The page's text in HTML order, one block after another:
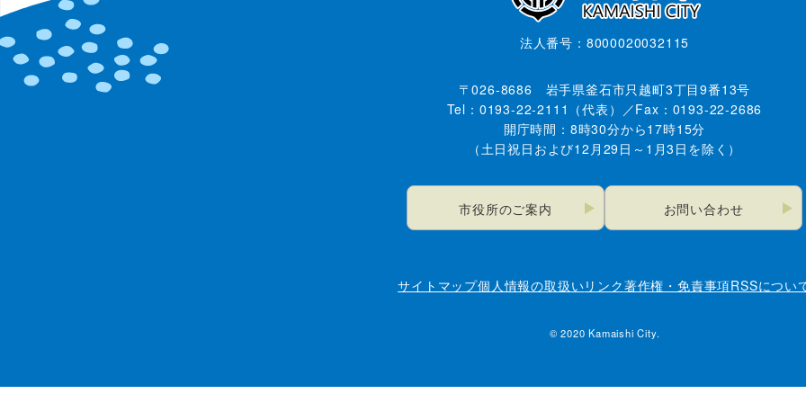
法人番号：8000020032115
〒026-8686 岩手県釜石市只越町3丁目9番13号
Tel：0193-22-2111（代表）／Fax：0193-22-2686
開庁時間：8時30分から17時15分
（土日祝日および12月29日～1月3日を除く）
市役所のご案内 お問い合わせ
サイトマップ個人情報の取扱いリンク著作権・免責事項RSSについ
© 2020 Kamaishi City.